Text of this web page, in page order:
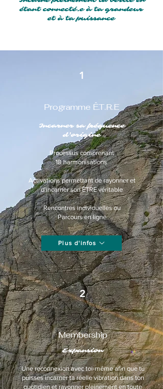
étant connecté.e à ta grandeur
et à ta puissance
1
Programme Ê.T.R.E
Incarner sa fréquence
d'origine
Processus comprenant
18 harmonisations
Activations permettant de rayonner et
d'incarner son ÊTRE véritable
Rencontres individuelles ou
Parcours en ligne
Plus d'infos
2
Membership
Expansion
Une reconnexion avec toi-même afin que tu
puisses incarner ta réelle vibration dans ton
quotidien et rayonner pleinement en toute